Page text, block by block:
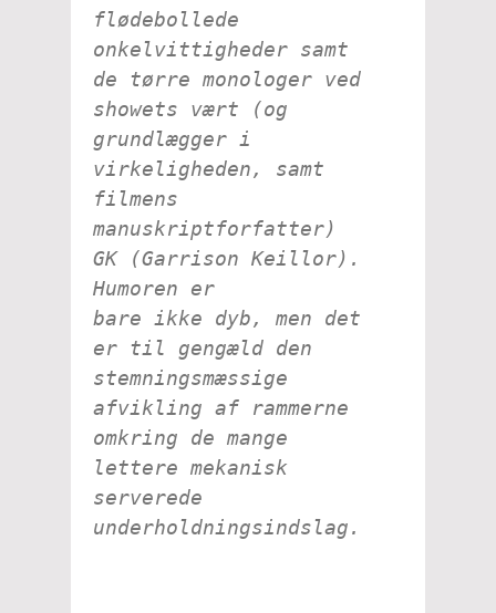
flødebollede
onkelvittigheder samt
de tørre monologer ved
showets vært (og
grundlægger i
virkeligheden, samt
filmens
manuskriptforfatter)
GK (Garrison Keillor).
Humoren er
bare ikke dyb, men det
er til gengæld den
stemningsmæssige
afvikling af rammerne
omkring de mange
lettere mekanisk
serverede
underholdningsindslag.